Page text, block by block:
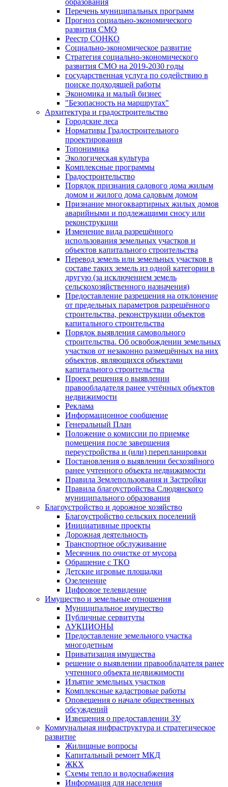
образования
Перечень муниципальных программ
Прогноз социально-экономического
развития СМО
Реестр СОНКО
Социально-экономическое развитие
Стратегия социально-экономического
развития СМО на 2019-2030 годы
государственная услуга по содействию в
поиске подходящей работы
Экономика и малый бизнес
"Безопасность на маршрутах"
Архитектура и градостроительство
Городские леса
Нормативы Градостроительного
проектирования
Топонимика
Экологическая культура
Комплексные программы
Градостроительство
Порядок признания садового дома жилым
домом и жилого дома садовым домом
Признание многоквартирных жилых домов
аварийными и подлежащими сносу или
реконструкции
Изменение вида разрешённого
использования земельных участков и
объектов капитального строительства
Перевод земель или земельных участков в
составе таких земель из одной категории в
другую (за исключением земель
сельскохозяйственного назначения)
Предоставление разрешения на отклонение
от предельных параметров разрешённого
строительства, реконструкции объектов
капитального строительства
Порядок выявления самовольного
строительства. Об освобождении земельных
участков от незаконно размещённых на них
объектов, являющихся объектами
капитального строительства
Проект решения о выявлении
правообладателя ранее учтённых объектов
недвижимости
Реклама
Информационное сообщение
Генеральный План
Положение о комиссии по приемке
помещения после завершения
переустройства и (или) перепланировки
Постановления о выявлении бесхозяйного
ранее учтенного объекта недвижимости
Правила Землепользования и Застройки
Правила благоустройства Слюдянского
муниципального образования
Благоустройство и дорожное хозяйство
Благоустройство сельских поселений
Инициативные проекты
Дорожная деятельность
Транспортное обслуживание
Месячник по очистке от мусора
Обращение с ТКО
Детские игровые площадки
Озеленение
Цифровое телевидение
Имущество и земельные отношения
Муниципальное имущество
Публичные сервитуты
АУКЦИОНЫ
Предоставление земельного участка
многодетным
Приватизация имущества
решение о выявлении правообладателя ранее
учтенного объекта недвижимости
Изъятие земельных участков
Комплексные кадастровые работы
Оповещения о начале общественных
обсуждений
Извещения о предоставлении ЗУ
Коммунальная инфраструктура и стратегическое
развитие
Жилищные вопросы
Капитальный ремонт МКД
ЖКХ
Схемы тепло и водоснабжения
Информация для населения